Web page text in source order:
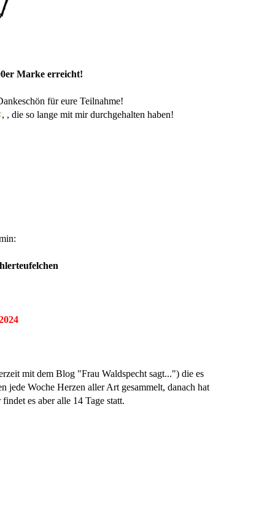
Marke erreicht!
für eure Teilnahme!
, , die so lange mit mir durchgehalten haben!
mit dem Blog "Frau Waldspecht sagt...") die es
jede Woche Herzen aller Art gesammelt, danach hat
es aber alle 14 Tage statt.